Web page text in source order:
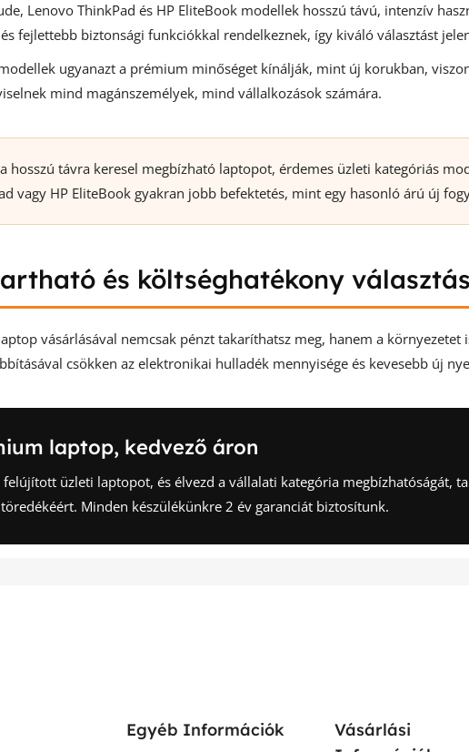
Lenovo ThinkPad és HP EliteBook modellek hosszú távú, intenzív
fejlettebb biztonsági funkciókkal rendelkeznek, így kiváló választást
ugyanazt a prémium minőséget kínálják, mint új korukban,
mind magánszemélyek, mind vállalkozások számára.
hosszú távra keresel megbízható laptopot, érdemes üzleti kategóriás
vagy HP EliteBook gyakran jobb befektetés, mint egy hasonló árú új
és költséghatékony választás
vásárlásával nemcsak pénzt takaríthatsz meg, hanem a
csökken az elektronikai hulladék mennyisége és kevesebb új
laptop, kedvező áron
felújított üzleti laptopot, és élvezd a vállalati kategória megbízhatóságát,
Minden készülékünkre 2 év garanciát biztosítunk.
Egyéb Információk
Vásárlási